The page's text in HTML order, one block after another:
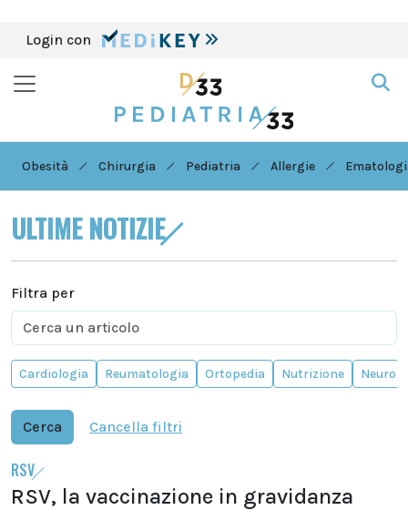
Login con
Obesità Chirurgia Pediatria Allergie
ULTIME NOTIZIE
Filtra per
Cardiologia Reumatologia Ortopedia Nutrizione
Cerca Cancella filtri
RSV
RSV, la vaccinazione in gravidanza